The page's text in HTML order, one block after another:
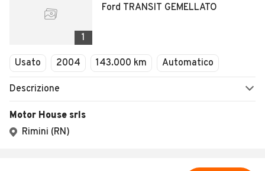
1
Ford TRANSIT GEMELLATO
Usato 2004 143.000 km Automatico
Descrizione
Motor House srls
Rimini (RN)